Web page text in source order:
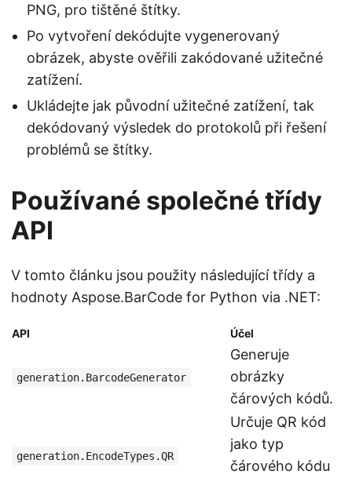
PNG, pro tištěné štítky.
Po vytvoření dekódujte vygenerovaný
obrázek, abyste ověřili zakódované užitečné
zatížení.
Ukládejte jak původní užitečné zatížení, tak
dekódovaný výsledek do protokolů při řešení
problémů se štítky.
Používané společné třídy
API
V tomto článku jsou použity následující třídy a
hodnoty Aspose.BarCode for Python via .NET:
API Účel
generation.BarcodeGenerator
Generuje
obrázky
čárových kódů.
generation.EncodeTypes.QR
Určuje QR kód
jako typ
čárového kódu